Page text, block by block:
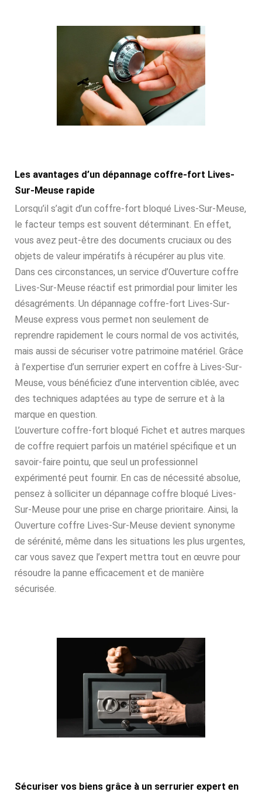
Les avantages d’un dépannage coffre-fort Lives-
Sur-Meuse rapide
Lorsqu’il s’agit d’un coffre-fort bloqué Lives-Sur-Meuse,
le facteur temps est souvent déterminant. En effet,
vous avez peut-être des documents cruciaux ou des
objets de valeur impératifs à récupérer au plus vite.
Dans ces circonstances, un service d’Ouverture coffre
Lives-Sur-Meuse réactif est primordial pour limiter les
désagréments. Un dépannage coffre-fort Lives-Sur-
Meuse express vous permet non seulement de
reprendre rapidement le cours normal de vos activités,
mais aussi de sécuriser votre patrimoine matériel. Grâce
à l’expertise d’un serrurier expert en coffre à Lives-Sur-
Meuse, vous bénéficiez d’une intervention ciblée, avec
des techniques adaptées au type de serrure et à la
marque en question.
L’ouverture coffre-fort bloqué Fichet et autres marques
de coffre requiert parfois un matériel spécifique et un
savoir-faire pointu, que seul un professionnel
expérimenté peut fournir. En cas de nécessité absolue,
pensez à solliciter un dépannage coffre bloqué Lives-
Sur-Meuse pour une prise en charge prioritaire. Ainsi, la
Ouverture coffre Lives-Sur-Meuse devient synonyme
de sérénité, même dans les situations les plus urgentes,
car vous savez que l’expert mettra tout en œuvre pour
résoudre la panne efficacement et de manière
sécurisée.
Sécuriser vos biens grâce à un serrurier expert en